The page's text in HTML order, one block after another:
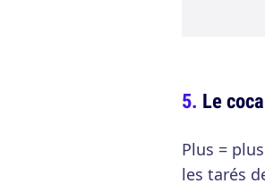
Le
Plus =
les tarés